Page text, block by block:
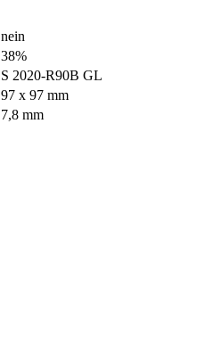
nein
38%
S 2020-R90B GL
97 x 97 mm
7,8 mm